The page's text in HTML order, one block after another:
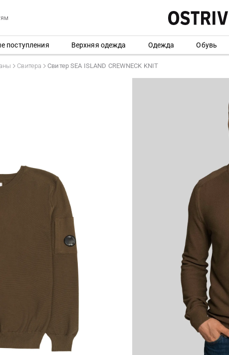
поступления Верхняя одежда Одежда Обувь
Свитера Свитер SEA ISLAND CREWNECK KNIT